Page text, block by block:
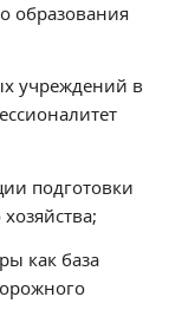
ДДТТ
образования
учреждений в
подготовки
как база